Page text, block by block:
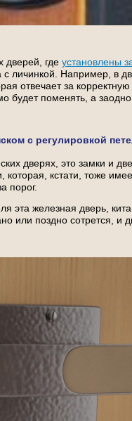
дверей, гдеустановлены
с личинкой. Например, в
отвечает за
будет поменять, а
с регулировкой
дверях, это замки и
которая, кстати, тоже
порог.
эта железная дверь,
или поздно сотрется, и